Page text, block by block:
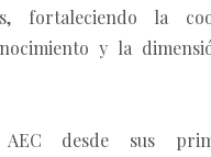
fortaleciendo la
y la
desde sus